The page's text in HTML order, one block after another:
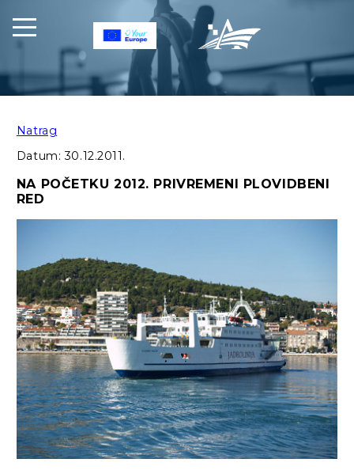
Natrag
Datum:30.12.2011.
NA POČETKU 2012. PRIVREMENI PLOVIDBENI
RED